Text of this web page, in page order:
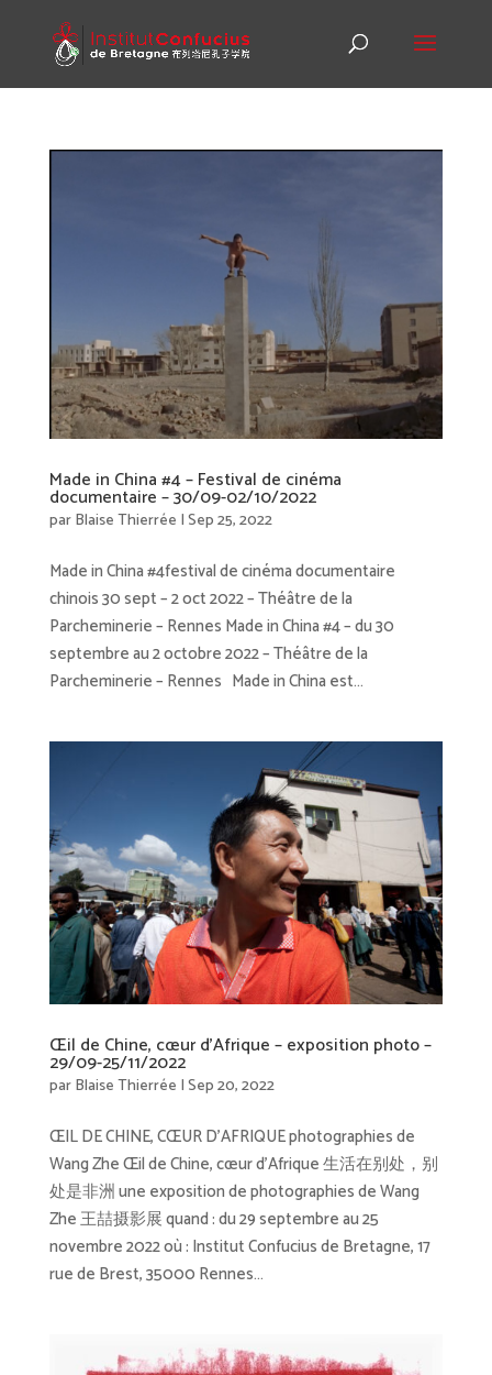
Made in China #4 – Festival de cinéma
documentaire – 30/09-02/10/2022
parBlaise Thierrée |Sep 25, 2022
Made in China #4festival de cinéma documentaire
chinois 30 sept – 2 oct 2022 – Théâtre de la
Parcheminerie – Rennes Made in China #4 – du 30
septembre au 2 octobre 2022 – Théâtre de la
Parcheminerie – Rennes Made in China est...
Œil de Chine, cœur d’Afrique – exposition photo –
29/09-25/11/2022
parBlaise Thierrée |Sep 20, 2022
ŒIL DE CHINE, CŒUR D’AFRIQUE photographies de
Wang Zhe Œil de Chine, cœur d’Afrique 生活在别处，别
处是非洲 une exposition de photographies de Wang
Zhe 王喆摄影展 quand : du 29 septembre au 25
novembre 2022 où : Institut Confucius de Bretagne, 17
rue de Brest, 35000 Rennes...